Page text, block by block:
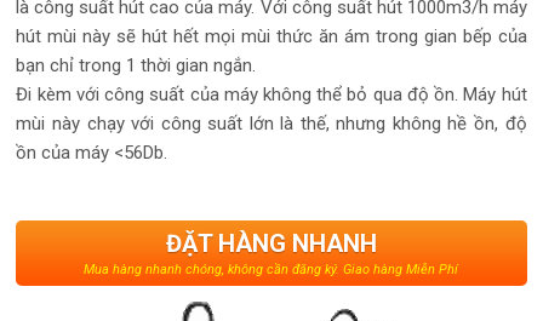
là công suất hút cao của máy. Với công suất hút 1000m3/h máy
hút mùi này sẽ hút hết mọi mùi thức ăn ám trong gian bếp của
bạn chỉ trong 1 thời gian ngắn.
Đi kèm với công suất của máy không thể bỏ qua độ ồn. Máy hút
mùi này chạy với công suất lớn là thế, nhưng không hề ồn, độ
ồn của máy <56Db.
ĐẶT HÀNG NHANH
Mua hàng nhanh chóng, không cần đăng ký. Giao hàng Miễn Phí